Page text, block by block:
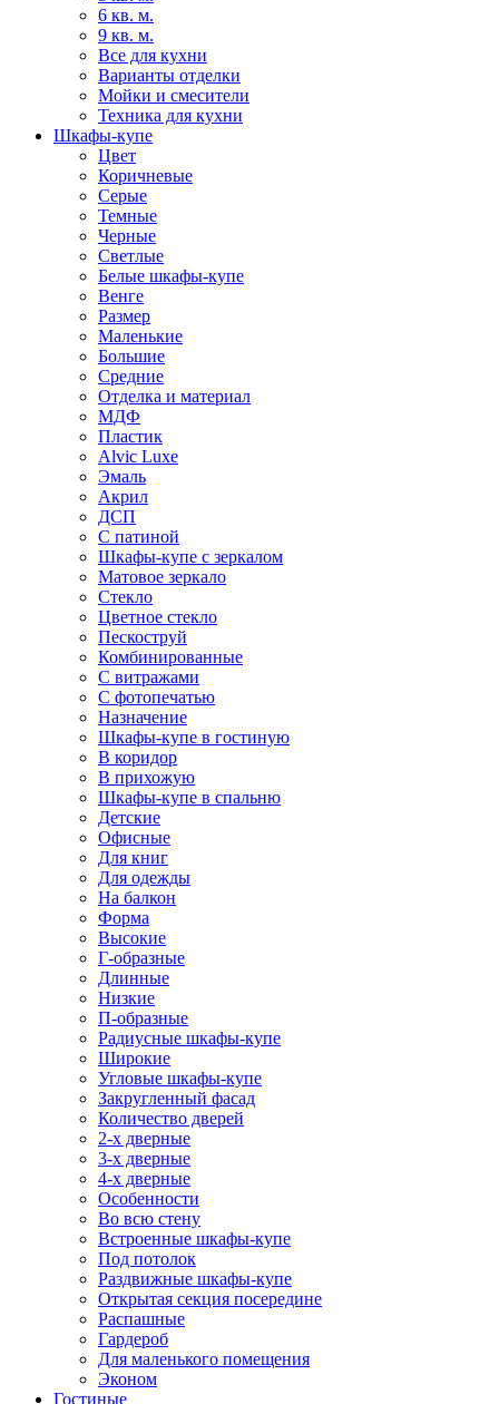
6 кв. м.
9 кв. м.
Все для кухни
Варианты отделки
Мойки и смесители
Техника для кухни
Шкафы-купе
Цвет
Коричневые
Серые
Темные
Черные
Светлые
Белые шкафы-купе
Венге
Размер
Маленькие
Большие
Средние
Отделка и материал
МДФ
Пластик
Alvic Luxe
Эмаль
Акрил
ДСП
С патиной
Шкафы-купе с зеркалом
Матовое зеркало
Стекло
Цветное стекло
Пескоструй
Комбинированные
С витражами
С фотопечатью
Назначение
Шкафы-купе в гостиную
В коридор
В прихожую
Шкафы-купе в спальню
Детские
Офисные
Для книг
Для одежды
На балкон
Форма
Высокие
Г-образные
Длинные
Низкие
П-образные
Радиусные шкафы-купе
Широкие
Угловые шкафы-купе
Закругленный фасад
Количество дверей
2-х дверные
3-х дверные
4-х дверные
Особенности
Во всю стену
Встроенные шкафы-купе
Под потолок
Раздвижные шкафы-купе
Открытая секция посередине
Распашные
Гардероб
Для маленького помещения
Эконом
Гостиные